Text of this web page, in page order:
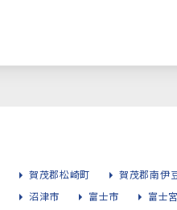
賀茂郡松崎町
賀茂郡南伊
沼津市 富士市
富士